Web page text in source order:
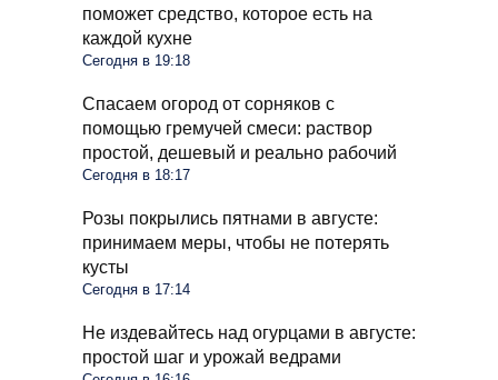
поможет средство, которое есть на
каждой кухне
Сегодня в 19:18
Спасаем огород от сорняков с
помощью гремучей смеси: раствор
простой, дешевый и реально рабочий
Сегодня в 18:17
Розы покрылись пятнами в августе:
принимаем меры, чтобы не потерять
кусты
Сегодня в 17:14
Не издевайтесь над огурцами в августе:
простой шаг и урожай ведрами